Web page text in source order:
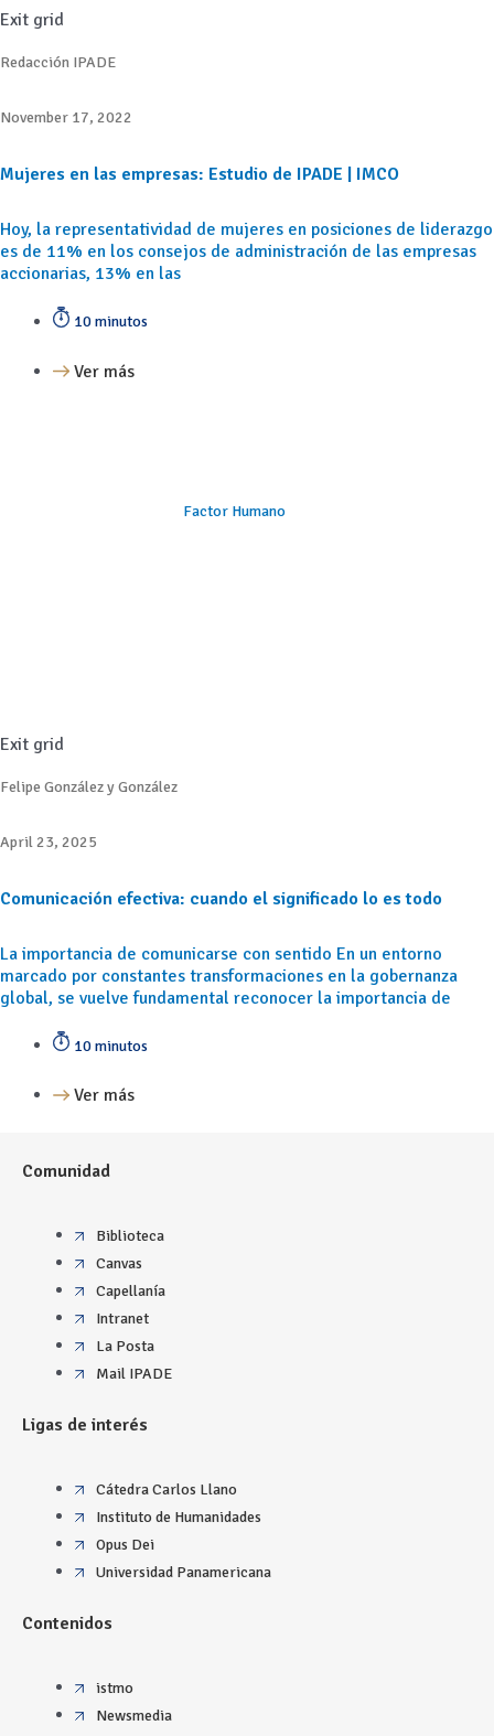
Exit grid
Redacción IPADE
November 17, 2022
Mujeres en las empresas: Estudio de IPADE | IMCO
Hoy, la representatividad de mujeres en posiciones de liderazgo
es de 11% en los consejos de administración de las empresas
accionarias, 13% en las
10 minutos
Ver más
Factor Humano
Exit grid
Felipe González y González
April 23, 2025
Comunicación efectiva: cuando el significado lo es todo
La importancia de comunicarse con sentido En un entorno
marcado por constantes transformaciones en la gobernanza
global, se vuelve fundamental reconocer la importancia de
10 minutos
Ver más
Comunidad
Biblioteca
Canvas
Capellanía
Intranet
La Posta
Mail IPADE
Ligas de interés
Cátedra Carlos Llano
Instituto de Humanidades
Opus Dei
Universidad Panamericana
Contenidos
istmo
Newsmedia